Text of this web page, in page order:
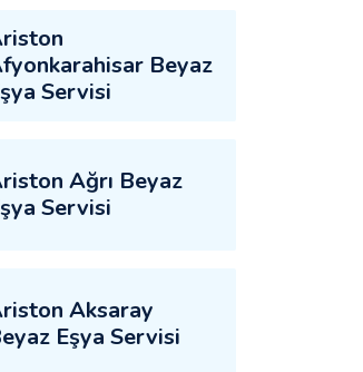
Beyaz
Servisi
Ağrı Beyaz
Servisi
Aksaray
Eşya Servisi